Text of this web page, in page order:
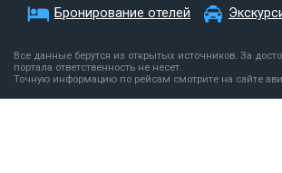
Бронирование отелей
Все данные берутся из открытых источников. За
портала ответственность не несет.
Точную информацию по рейсам смотрите на сайте